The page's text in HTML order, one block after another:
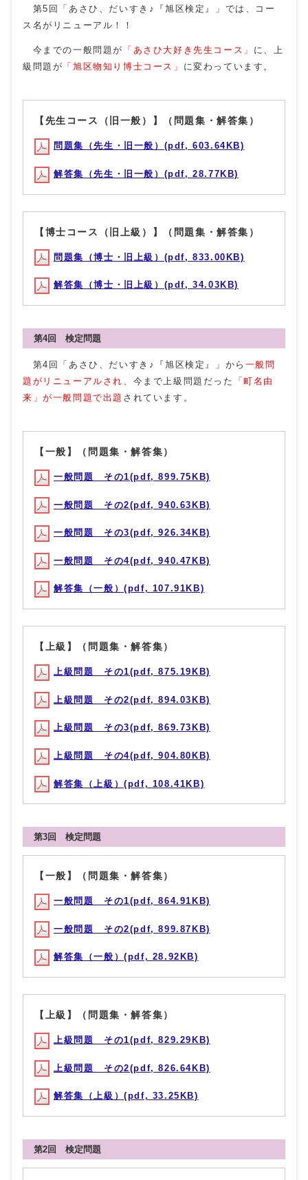
第5回「あさひ、だいすき♪『旭区検定』」では、コー
ス名がリニューアル！！
今までの一般問題が 「あさひ大好き先生コース」 に、上
級問題が 「旭区物知り博士コース」 に変わっています。
【先生コース（旧一般）】（問題集・解答集）
問題集（先生・旧一般）(pdf, 603.64KB)
解答集（先生・旧一般）(pdf, 28.77KB)
【博士コース（旧上級）】（問題集・解答集）
問題集（博士・旧上級）(pdf, 833.00KB)
解答集（博士・旧上級）(pdf, 34.03KB)
第4回 検定問題
第4回「あさひ、だいすき♪『旭区検定』」から 一般問
題がリニューアルされ、 今まで上級問題だった
「町名由
来」が一般問題で出題 されています。
【一般】（問題集・解答集）
一般問題 その1(pdf, 899.75KB)
一般問題 その2(pdf, 940.63KB)
一般問題 その3(pdf, 926.34KB)
一般問題 その4(pdf, 940.47KB)
解答集（一般）(pdf, 107.91KB)
【上級】（問題集・解答集）
上級問題 その1(pdf, 875.19KB)
上級問題 その2(pdf, 894.03KB)
上級問題 その3(pdf, 869.73KB)
上級問題 その4(pdf, 904.80KB)
解答集（上級）(pdf, 108.41KB)
第3回 検定問題
【一般】（問題集・解答集）
一般問題 その1(pdf, 864.91KB)
一般問題 その2(pdf, 899.87KB)
解答集（一般）(pdf, 28.92KB)
【上級】（問題集・解答集）
上級問題 その1(pdf, 829.29KB)
上級問題 その2(pdf, 826.64KB)
解答集（上級）(pdf, 33.25KB)
第2回 検定問題